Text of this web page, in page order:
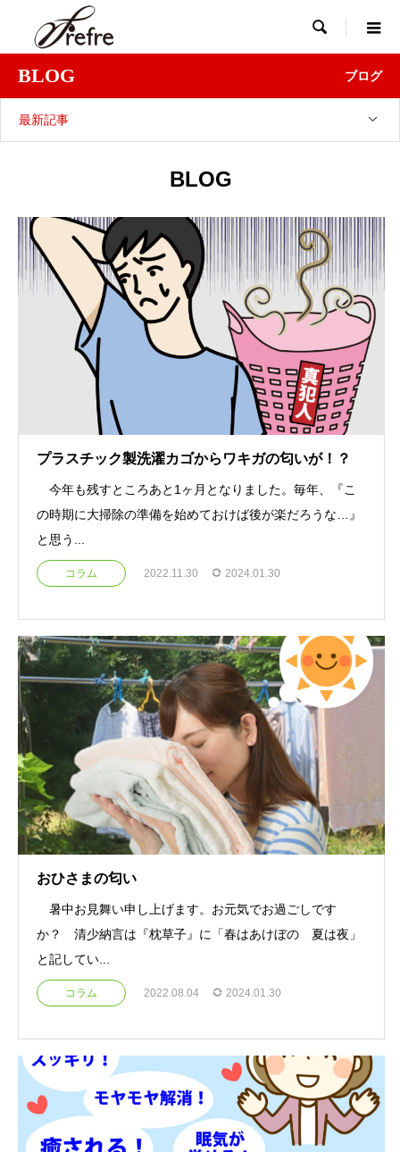

BLOG ブログ
最新記事
BLOG
プラスチック製洗濯カゴからワキガの匂いが！？
今年も残すところあと1ヶ月となりました。毎年、『こ
の時期に大掃除の準備を始めておけば後が楽だろうな…』
と思う...
コラム 2022.11.30 2024.01.30
おひさまの匂い
暑中お見舞い申し上げます。お元気でお過ごしです
か？ 清少納言は『枕草子』に「春はあけぼの 夏は夜」
と記してい...
コラム 2022.08.04 2024.01.30